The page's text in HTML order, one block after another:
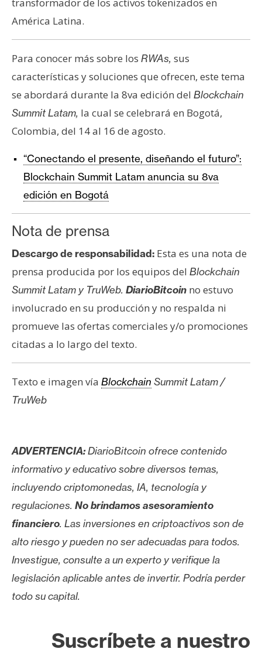
transformador de los activos tokenizados en
América Latina.
Para conocer más sobre los RWAs, sus
características y soluciones que ofrecen, este tema
se abordará durante la 8va edición del Blockchain
Summit Latam, la cual se celebrará en Bogotá,
Colombia, del 14 al 16 de agosto.
“Conectando el presente, diseñando el futuro”:
Blockchain Summit Latam anuncia su 8va
edición en Bogotá
Nota de prensa
Descargo de responsabilidad: Esta es una nota de
prensa producida por los equipos del Blockchain
Summit Latam y TruWeb. DiarioBitcoin no estuvo
involucrado en su producción y no respalda ni
promueve las ofertas comerciales y/o promociones
citadas a lo largo del texto.
Texto e imagen vía Blockchain Summit Latam /
TruWeb
ADVERTENCIA:DiarioBitcoin ofrece contenido
informativo y educativo sobre diversos temas,
incluyendo criptomonedas, IA, tecnología y
regulaciones. No brindamos asesoramiento
financiero. Las inversiones en criptoactivos son de
alto riesgo y pueden no ser adecuadas para todos.
Investigue, consulte a un experto y verifique la
legislación aplicable antes de invertir. Podría perder
todo su capital.
Suscríbete a nuestro